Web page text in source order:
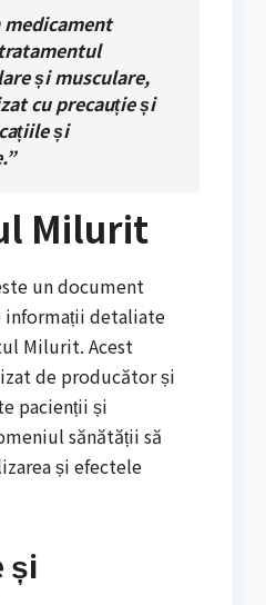
și musculare,
cu precauție și
și
Milurit
un document
informații detaliate
Milurit. Acest
de producător și
pacienții și
sănătății să
și efectele
și